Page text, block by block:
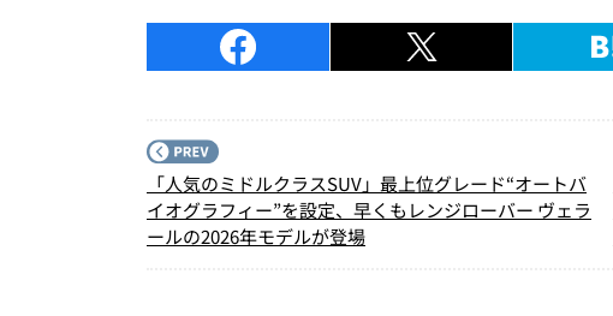
「人気のミドルクラスSUV」最上位グレード“オートバ
イオグラフィー”を設定、早くもレンジローバー ヴェラ
ールの2026年モデルが登場